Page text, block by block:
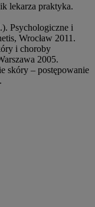
lekarza praktyka.
Psychologiczne i
Wrocław 2011.
i choroby
2005.
skóry – postępowanie